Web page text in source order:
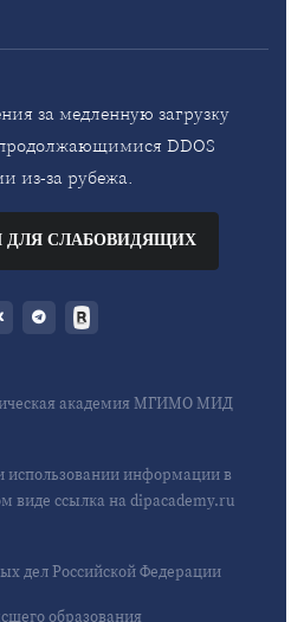
за медленную загрузку
DDOS
из-за рубежа.
ДЛЯ СЛАБОВИДЯЩИХ
академия МГИМО МИД
информации в
виде ссылка на dipacademy.ru
дел Российской Федерации
образования